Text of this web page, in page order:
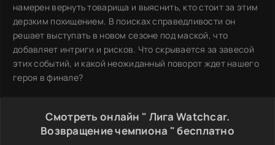
намерен вернуть товарища и выяснить, кто стоит за этим
дерзким похищением. В поисках справедливости он
решает выступать в новом сезоне под маской, что
добавляет интриги и рисков. Что скрывается за завесой
этих событий, и какой неожиданный поворот ждет нашего
героя в финале?
Смотреть онлайн " Лига Watchcar.
Возвращение чемпиона " бесплатно